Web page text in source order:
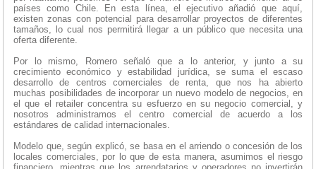
países como Chile. En esta línea, el ejecutivo añadió que aquí,
existen zonas con potencial para desarrollar proyectos de diferentes
tamaños, lo cual nos permitirá llegar a un público que necesita una
oferta diferente.
Por lo mismo, Romero señaló que a lo anterior, y junto a su
crecimiento económico y estabilidad jurídica, se suma el escaso
desarrollo de centros comerciales de renta, que nos ha abierto
muchas posibilidades de incorporar un nuevo modelo de negocios, en
el que el retailer concentra su esfuerzo en su negocio comercial, y
nosotros administramos el centro comercial de acuerdo a los
estándares de calidad internacionales.
Modelo que, según explicó, se basa en el arriendo o concesión de los
locales comerciales, por lo que de esta manera, asumimos el riesgo